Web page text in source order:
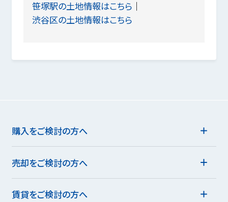
笹塚駅の土地情報はこちら
渋谷区の土地情報はこちら
購入をご検討の方へ
売却をご検討の方へ
賃貸をご検討の方へ